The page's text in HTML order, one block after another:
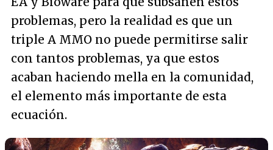
problemas, pero la realidad es que un
triple A MMO no puede permitirse salir
con tantos problemas, ya que estos
acaban haciendo mella en la comunidad,
el elemento más importante de esta
ecuación.